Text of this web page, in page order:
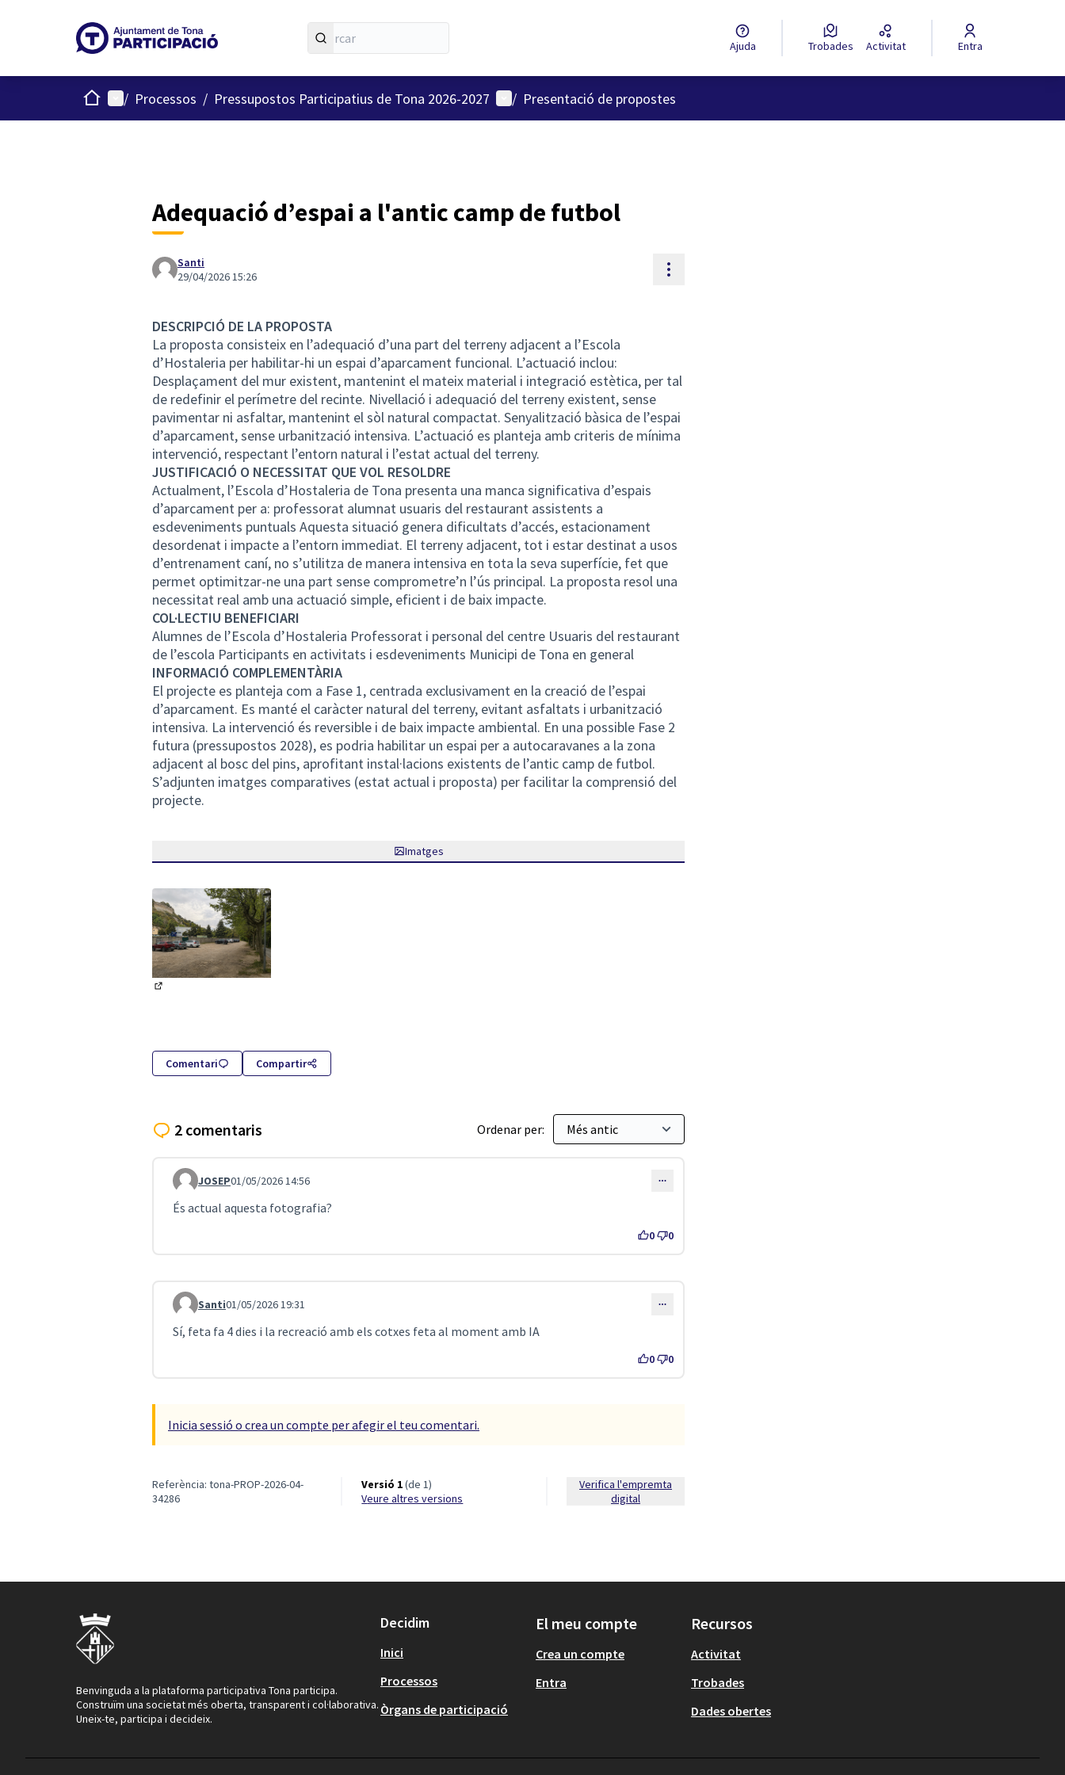
Ajuda Trobades Activitat Entra
Inici Menú principal
/ Processos / Pressupostos Participatius de Tona 2026-2027 Menú d'usuari
/ Presentació de propostes
Adequació d’espai a l'antic camp de futbol
Santi
29/04/2026 15:26
Controls de recursos
DESCRIPCIÓ DE LA PROPOSTA
La proposta consisteix en l’adequació d’una part del terreny adjacent a l’Escola
d’Hostaleria per habilitar-hi un espai d’aparcament funcional. L’actuació inclou:
Desplaçament del mur existent, mantenint el mateix material i integració estètica, per tal
de redefinir el perímetre del recinte. Nivellació i adequació del terreny existent, sense
pavimentar ni asfaltar, mantenint el sòl natural compactat. Senyalització bàsica de l’espai
d’aparcament, sense urbanització intensiva. L’actuació es planteja amb criteris de mínima
intervenció, respectant l’entorn natural i l’estat actual del terreny.
JUSTIFICACIÓ O NECESSITAT QUE VOL RESOLDRE
Actualment, l’Escola d’Hostaleria de Tona presenta una manca significativa d’espais
d’aparcament per a: professorat alumnat usuaris del restaurant assistents a
esdeveniments puntuals Aquesta situació genera dificultats d’accés, estacionament
desordenat i impacte a l’entorn immediat. El terreny adjacent, tot i estar destinat a usos
d’entrenament caní, no s’utilitza de manera intensiva en tota la seva superfície, fet que
permet optimitzar-ne una part sense comprometre’n l’ús principal. La proposta resol una
necessitat real amb una actuació simple, eficient i de baix impacte.
COL·LECTIU BENEFICIARI
Alumnes de l’Escola d’Hostaleria Professorat i personal del centre Usuaris del restaurant
de l’escola Participants en activitats i esdeveniments Municipi de Tona en general
INFORMACIÓ COMPLEMENTÀRIA
El projecte es planteja com a Fase 1, centrada exclusivament en la creació de l’espai
d’aparcament. Es manté el caràcter natural del terreny, evitant asfaltats i urbanització
intensiva. La intervenció és reversible i de baix impacte ambiental. En una possible Fase 2
futura (pressupostos 2028), es podria habilitar un espai per a autocaravanes a la zona
adjacent al bosc del pins, aprofitant instal·lacions existents de l’antic camp de futbol.
S’adjunten imatges comparatives (estat actual i proposta) per facilitar la comprensió del
projecte.
Imatges
Comentari Compartir
2 comentaris Ordenar per:
Comentari 5504
JOSEP01/05/2026 14:56
És actual aquesta fotografia?
0 0
Comentari 5505
Santi01/05/2026 19:31
Sí, feta fa 4 dies i la recreació amb els cotxes feta al moment amb IA
0 0
Inicia sessió o crea un compte per afegir el teu comentari.
Referència: tona-PROP-2026-04-
34286
Versió 1(de 1)
veure altres versions
Verifica l'empremta
digital
Benvinguda a la plataforma participativa Tona participa.
Construïm una societat més oberta, transparent i col·laborativa.
Uneix-te, participa i decideix.
Decidim
Inici
Processos
Òrgans de participació
El meu compte
Crea un compte
Entra
Recursos
Activitat
Trobades
Dades obertes